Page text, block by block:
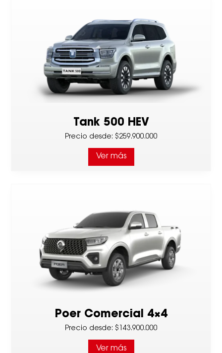
Tank 500 HEV
Precio desde: $259.900.000
Ver más
Poer Comercial 4×4
Precio desde: $143.900.000
Ver más